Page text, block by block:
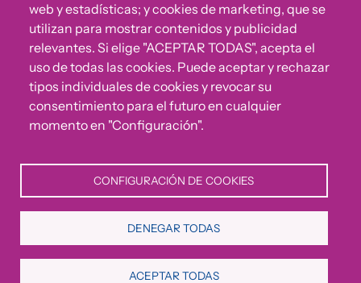
¿Algo no va bien?
Puedes reportar incumplimientos del Código Ético u
otras irregularidades que detectes en nuestra Fundación.
Canal de denuncias
Política de Privacidad Política de Cookies Aviso Legal
web y estadísticas; y cookies de marketing, que se
utilizan para mostrar contenidos y publicidad
relevantes. Si elige "ACEPTAR TODAS", acepta el
uso de todas las cookies. Puede aceptar y rechazar
tipos individuales de cookies y revocar su
consentimiento para el futuro en cualquier
momento en "Configuración".
CONFIGURACIÓN DE COOKIES
DENEGAR TODAS
ACEPTAR TODAS